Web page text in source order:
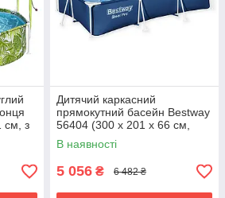
см, з
Дитячий каркасний
прямокутний басейн Bestway
56404 (300 x 201 x 66 см,
3300 л)
В наявності
5 056 ₴ 6 482 ₴